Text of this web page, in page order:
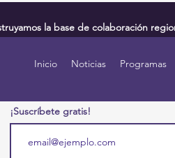
la base de colaboración
Inicio Noticias Programas
¡Suscríbete gratis!